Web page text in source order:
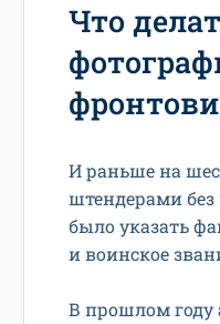
Что
И раньше на
штендерами
было указать
и воинское
В прошлом году